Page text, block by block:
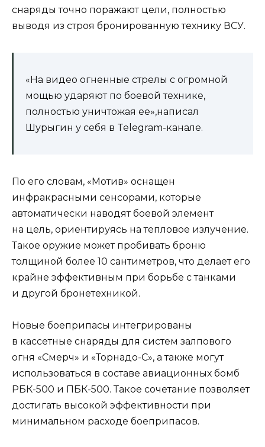
снаряды точно поражают цели, полностью
выводя из строя бронированную технику ВСУ.
«На видео огненные стрелы с огромной
мощью ударяют по боевой технике,
полностью уничтожая ее»,написал
Шурыгин у себя в Telegram-канале.
По его словам, «Мотив» оснащен
инфракрасными сенсорами, которые
автоматически наводят боевой элемент
на цель, ориентируясь на тепловое излучение.
Такое оружие может пробивать броню
толщиной более 10 сантиметров, что делает его
крайне эффективным при борьбе с танками
и другой бронетехникой.
Новые боеприпасы интегрированы
в кассетные снаряды для систем залпового
огня «Смерч» и «Торнадо-С», а также могут
использоваться в составе авиационных бомб
РБК-500 и ПБК-500. Такое сочетание позволяет
достигать высокой эффективности при
минимальном расходе боеприпасов.